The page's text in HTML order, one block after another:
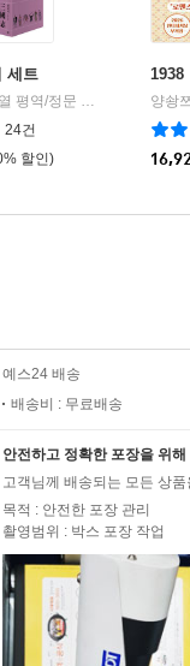
세트
알에이치
24건
할인)
1938
양솽
예스24 배송
배송비 : 무료배송
안전하고 정확한 포장을 위
고객님께 배송되는 모든 상
목적 : 안전한 포장 관리
촬영범위 : 박스 포장 작업